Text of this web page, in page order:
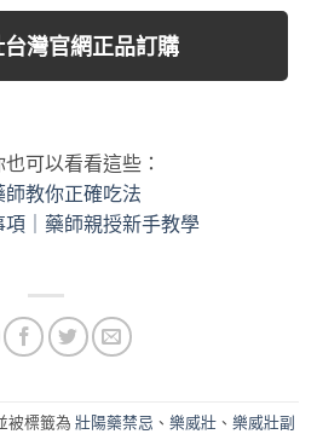
台灣官網正品訂購
可以看看這些：
教你正確吃法
｜藥師親授新手教學
被標籤為 壯陽藥禁忌 、 樂威壯 、 樂威壯副